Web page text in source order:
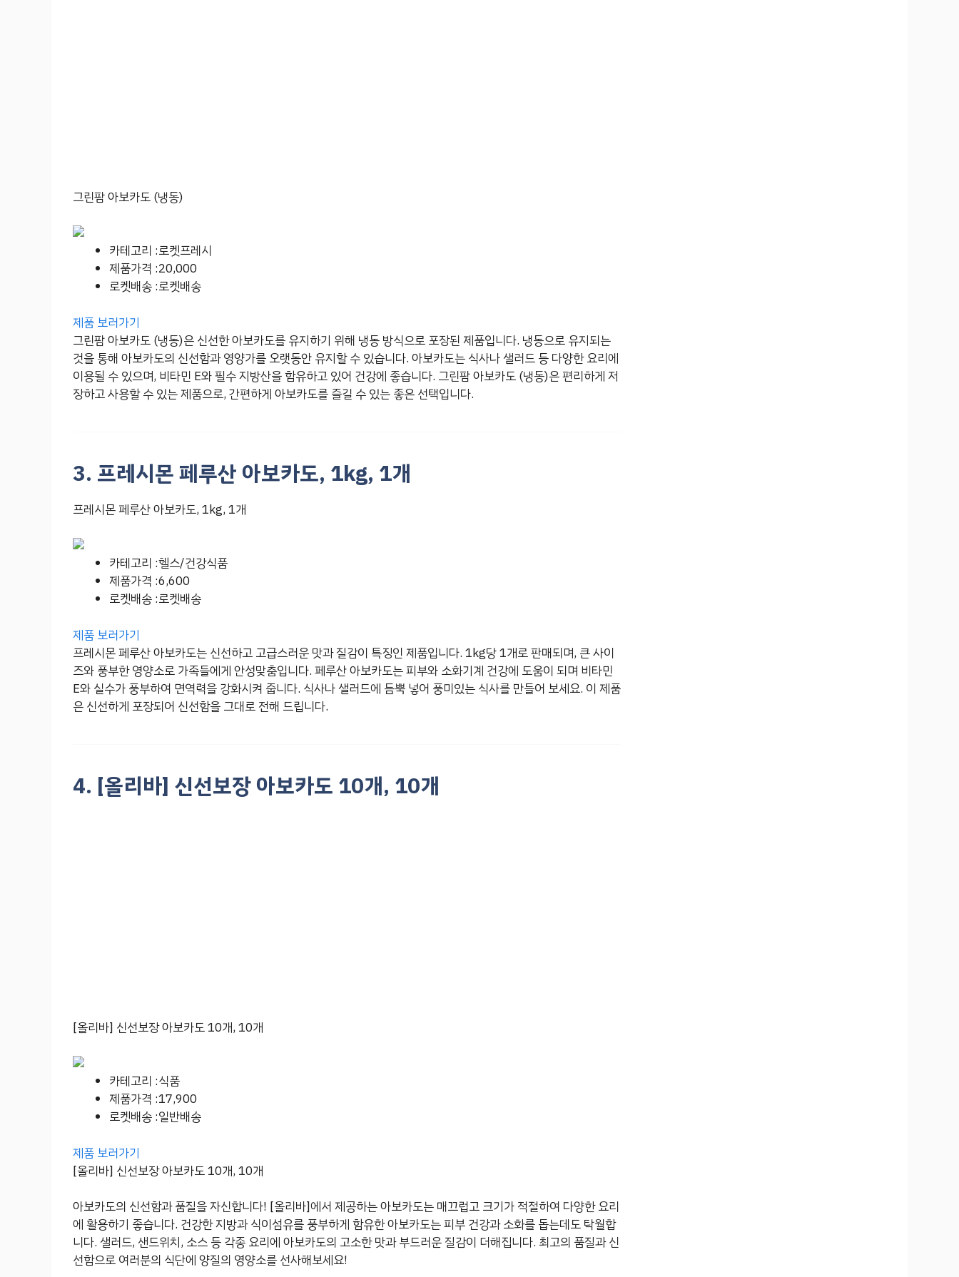
그린팜 아보카도 (냉동)
카테고리 :로켓프레시
제품가격 :20,000
로켓배송 :로켓배송
제품 보러가기
그린팜 아보카도 (냉동)은 신선한 아보카도를 유지하기 위해 냉동 방식으로 포장된 제품입니다. 냉동으로 유지되는
것을 통해 아보카도의 신선함과 영양가를 오랫동안 유지할 수 있습니다. 아보카도는 식사나 샐러드 등 다양한 요리에
이용될 수 있으며, 비타민 E와 필수 지방산을 함유하고 있어 건강에 좋습니다. 그린팜 아보카도 (냉동)은 편리하게 저
장하고 사용할 수 있는 제품으로, 간편하게 아보카도를 즐길 수 있는 좋은 선택입니다.
3. 프레시몬 페루산 아보카도, 1kg, 1개
프레시몬 페루산 아보카도, 1kg, 1개
카테고리 :헬스/건강식품
제품가격 :6,600
로켓배송 :로켓배송
제품 보러가기
프레시몬 페루산 아보카도는 신선하고 고급스러운 맛과 질감이 특징인 제품입니다. 1kg당 1개로 판매되며, 큰 사이
즈와 풍부한 영양소로 가족들에게 안성맞춤입니다. 페루산 아보카도는 피부와 소화기계 건강에 도움이 되며 비타민
E와 실수가 풍부하여 면역력을 강화시켜 줍니다. 식사나 샐러드에 듬뿍 넣어 풍미있는 식사를 만들어 보세요. 이 제품
은 신선하게 포장되어 신선함을 그대로 전해 드립니다.
4. [올리바] 신선보장 아보카도 10개, 10개
[올리바] 신선보장 아보카도 10개, 10개
카테고리 :식품
제품가격 :17,900
로켓배송 :일반배송
제품 보러가기
[올리바] 신선보장 아보카도 10개, 10개
아보카도의 신선함과 품질을 자신합니다! [올리바]에서 제공하는 아보카도는 매끄럽고 크기가 적절하여 다양한 요리
에 활용하기 좋습니다. 건강한 지방과 식이섬유를 풍부하게 함유한 아보카도는 피부 건강과 소화를 돕는데도 탁월합
니다. 샐러드, 샌드위치, 소스 등 각종 요리에 아보카도의 고소한 맛과 부드러운 질감이 더해집니다. 최고의 품질과 신
선함으로 여러분의 식단에 양질의 영양소를 선사해보세요!